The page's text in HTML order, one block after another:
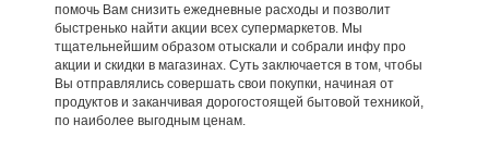
помочь Вам снизить ежедневные расходы и позволит
быстренько найти акции всех супермаркетов. Мы
тщательнейшим образом отыскали и собрали инфу про
акции и скидки в магазинах. Суть заключается в том, чтобы
Вы отправлялись совершать свои покупки, начиная от
продуктов и заканчивая дорогостоящей бытовой техникой,
по наиболее выгодным ценам.